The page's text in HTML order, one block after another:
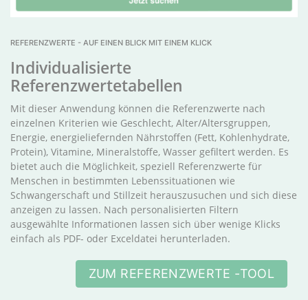
REFERENZWERTE - AUF EINEN BLICK MIT EINEM KLICK
Individualisierte
Referenzwertetabellen
Mit dieser Anwendung können die Referenzwerte nach
einzelnen Kriterien wie Geschlecht, Alter/Altersgruppen,
Energie, energieliefernden Nährstoffen (Fett, Kohlenhydrate,
Protein), Vitamine, Mineralstoffe, Wasser gefiltert werden. Es
bietet auch die Möglichkeit, speziell Referenzwerte für
Menschen in bestimmten Lebenssituationen wie
Schwangerschaft und Stillzeit herauszusuchen und sich diese
anzeigen zu lassen. Nach personalisierten Filtern
ausgewählte Informationen lassen sich über wenige Klicks
einfach als PDF- oder Exceldatei herunterladen.
ZUM REFERENZWERTE -TOOL